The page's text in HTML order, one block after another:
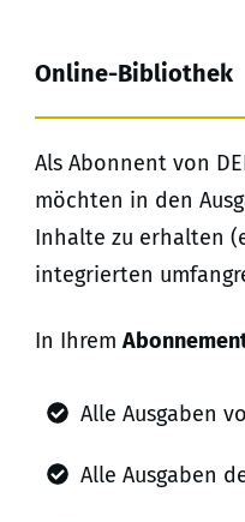
Online-Bibliothek
Als Abonnent von
möchten in den
Inhalte zu erhalten
integrierten
In Ihrem Abonnement
Alle Ausgaben
Alle Ausgaben